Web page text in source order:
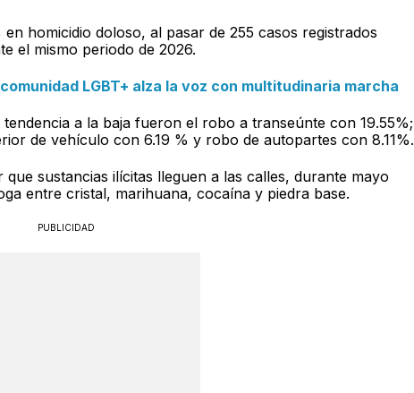
homicidio doloso, al pasar de 255 casos registrados
el mismo periodo de 2026.
LGBT+ alza la voz con multitudinaria marcha
a la baja fueron el robo a transeúnte con 19.55%;
de vehículo con 6.19 % y robo de autopartes con 8.11%.
sustancias ilícitas lleguen a las calles, durante mayo
entre cristal, marihuana, cocaína y piedra base.
PUBLICIDAD